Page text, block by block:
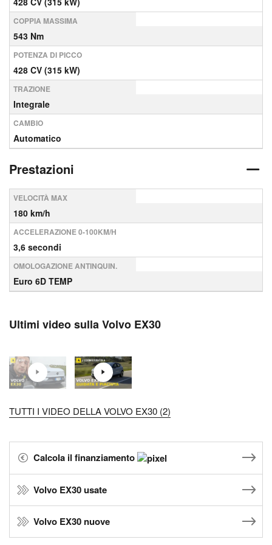
COPPIA MASSIMA
543 Nm
POTENZA DI PICCO
428 CV (315 kW)
TRAZIONE
Integrale
CAMBIO
Automatico
Prestazioni
VELOCITÀ MAX
180 km/h
ACCELERAZIONE 0-100KM/H
3,6 secondi
OMOLOGAZIONE ANTINQUIN.
Euro 6D TEMP
Ultimi video sulla Volvo EX30
TUTTI I VIDEO DELLA VOLVO EX30 (2)
Calcola il finanziamento
Volvo EX30 usate
Volvo EX30 nuove